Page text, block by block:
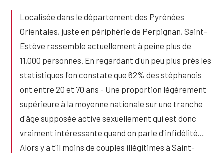
Localisée dans le département des Pyrénées
Orientales, juste en périphérie de Perpignan, Saint-
Estève rassemble actuellement à peine plus de
11,000 personnes. En regardant d'un peu plus près les
statistiques l'on constate que 62% des stéphanois
ont entre 20 et 70 ans - Une proportion légèrement
supérieure à la moyenne nationale sur une tranche
d'âge supposée active sexuellement qui est donc
vraiment intéressante quand on parle d'infidélité…
Alors y a t'il moins de couples illégitimes à Saint-